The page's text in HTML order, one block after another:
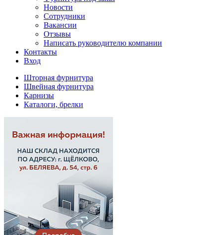
Новости
Сотрудники
Вакансии
Отзывы
Написать руководителю компании
Контакты
Вход
Шторная фурнитура
Швейная фурнитура
Карнизы
Каталоги, брелки